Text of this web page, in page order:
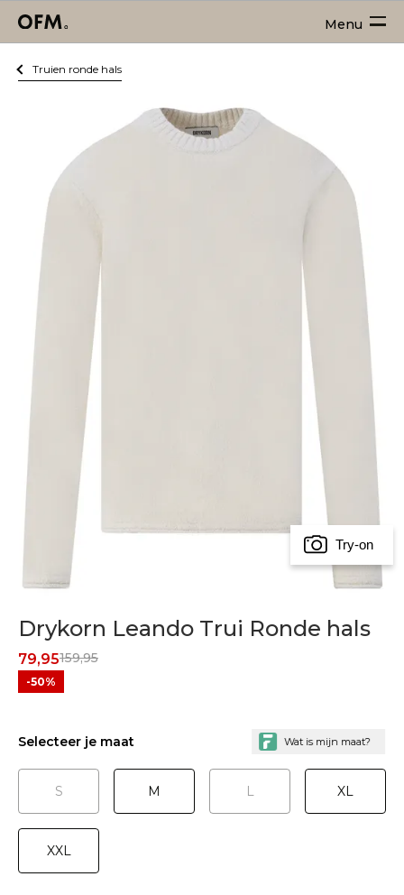
Menu
Truien ronde hals
Drykorn Leando Trui Ronde hals
159,95
79,95
-50%
Selecteer je maat
S M L XL
XXL
Try-on